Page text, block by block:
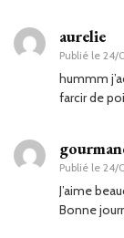
aurelie
Publié le 24/
hummm
farcir de
Publié le 24/
J’aime
Bonne